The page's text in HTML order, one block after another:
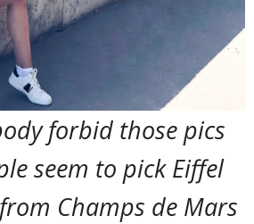
forbid those pics
seem to pick Eiffel
Champs de Mars